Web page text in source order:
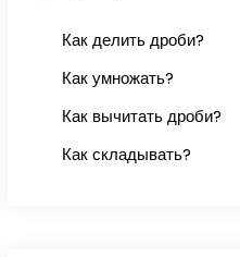
Как делить дроби?
Как умножать?
Как вычитать дроби?
Как складывать?